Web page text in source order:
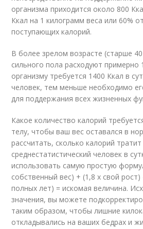
организма приходится около 800
Ккал на 1 килограмм веса или 60%
поступающих калорий.
В более зрелом возрасте (старше
сильного пола расходуют примерно
организму требуется 1400 Ккал в
человек, тем меньше необходимо
для поддержания всех жизненных
Какое количество калорий
телу, чтобы ваш вес оставался в
рассчитать, сколько калорий тратит
среднестатистический человек в
использовать самую простую
собственный вес) + (1,8 х свой
полных лет) = искомая величина.
значения, вы можете
таким образом, чтобы лишние
откладывались на ваших бедрах и